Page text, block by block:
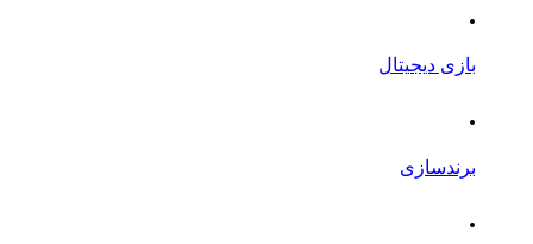
.
بازی دیجیتال
.
برندسازی
.